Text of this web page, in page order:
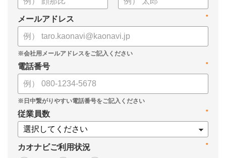
*
メールアドレス
*
電話番号
*
従業員数
*
カオナビご利用状況